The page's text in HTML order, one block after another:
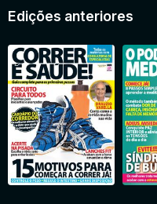
Edições anteriores